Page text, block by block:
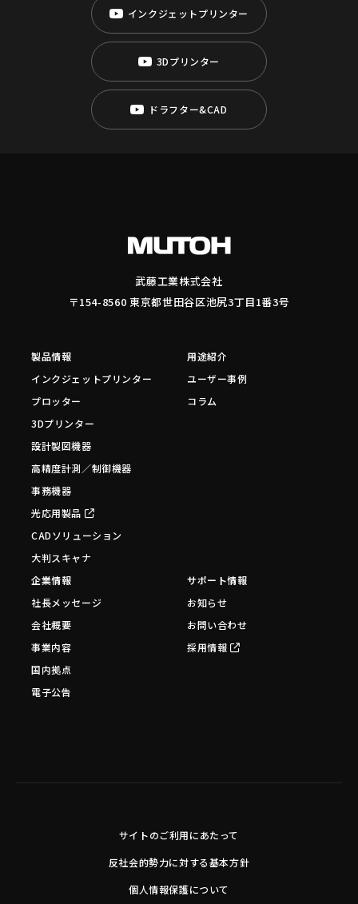
インクジェットプリンター
3Dプリンター
ドラフター&CAD
武藤工業株式会社
〒154-8560 東京都世田谷区池尻3丁目1番3号
製品情報
インクジェットプリンター
プロッター
3Dプリンター
設計製図機器
高精度計測／制御機器
事務機器
光応用製品
CADソリューション
大判スキャナ
用途紹介
ユーザー事例
コラム
企業情報
社長メッセージ
会社概要
事業内容
国内拠点
電子公告
サポート情報
お知らせ
お問い合わせ
採用情報
サイトのご利用にあたって
反社会的勢力に対する基本方針
個人情報保護について